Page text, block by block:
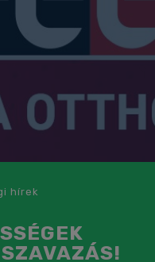
hírek